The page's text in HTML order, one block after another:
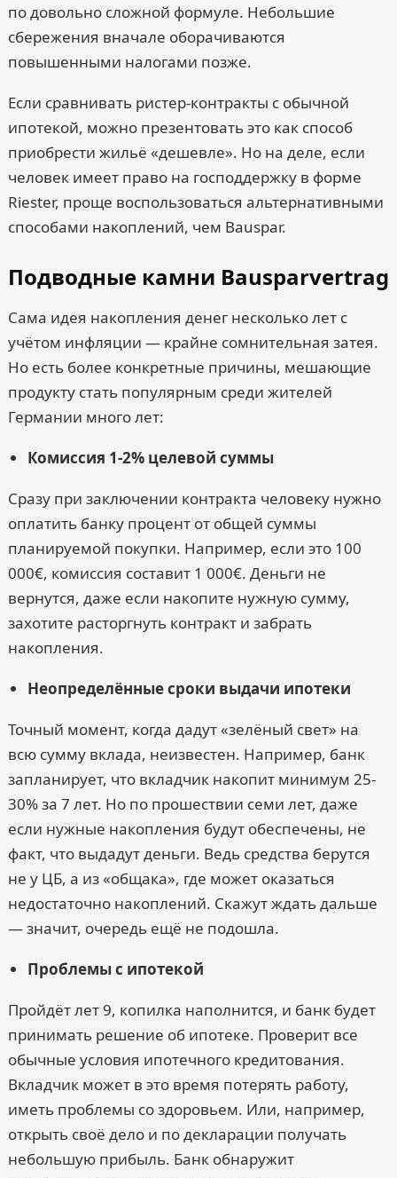
по довольно сложной формуле. Небольшие
сбережения вначале оборачиваются
повышенными налогами позже.
Если сравнивать ристер-контракты с обычной
ипотекой, можно презентовать это как способ
приобрести жильё «дешевле». Но на деле, если
человек имеет право на господдержку в форме
Riester, проще воспользоваться альтернативными
способами накоплений, чем Bauspar.
Подводные камни Bausparvertrag
Сама идея накопления денег несколько лет с
учётом инфляции — крайне сомнительная затея.
Но есть более конкретные причины, мешающие
продукту стать популярным среди жителей
Германии много лет:
Комиссия 1-2% целевой суммы
Сразу при заключении контракта человеку нужно
оплатить банку процент от общей суммы
планируемой покупки. Например, если это 100
000€, комиссия составит 1 000€. Деньги не
вернутся, даже если накопите нужную сумму,
захотите расторгнуть контракт и забрать
накопления.
Неопределённые сроки выдачи ипотеки
Точный момент, когда дадут «зелёный свет» на
всю сумму вклада, неизвестен. Например, банк
запланирует, что вкладчик накопит минимум 25-
30% за 7 лет. Но по прошествии семи лет, даже
если нужные накопления будут обеспечены, не
факт, что выдадут деньги. Ведь средства берутся
не у ЦБ, а из «общака», где может оказаться
недостаточно накоплений. Скажут ждать дальше
— значит, очередь ещё не подошла.
Проблемы с ипотекой
Пройдёт лет 9, копилка наполнится, и банк будет
принимать решение об ипотеке. Проверит все
обычные условия ипотечного кредитования.
Вкладчик может в это время потерять работу,
иметь проблемы со здоровьем. Или, например,
открыть своё дело и по декларации получать
небольшую прибыль. Банк обнаружит